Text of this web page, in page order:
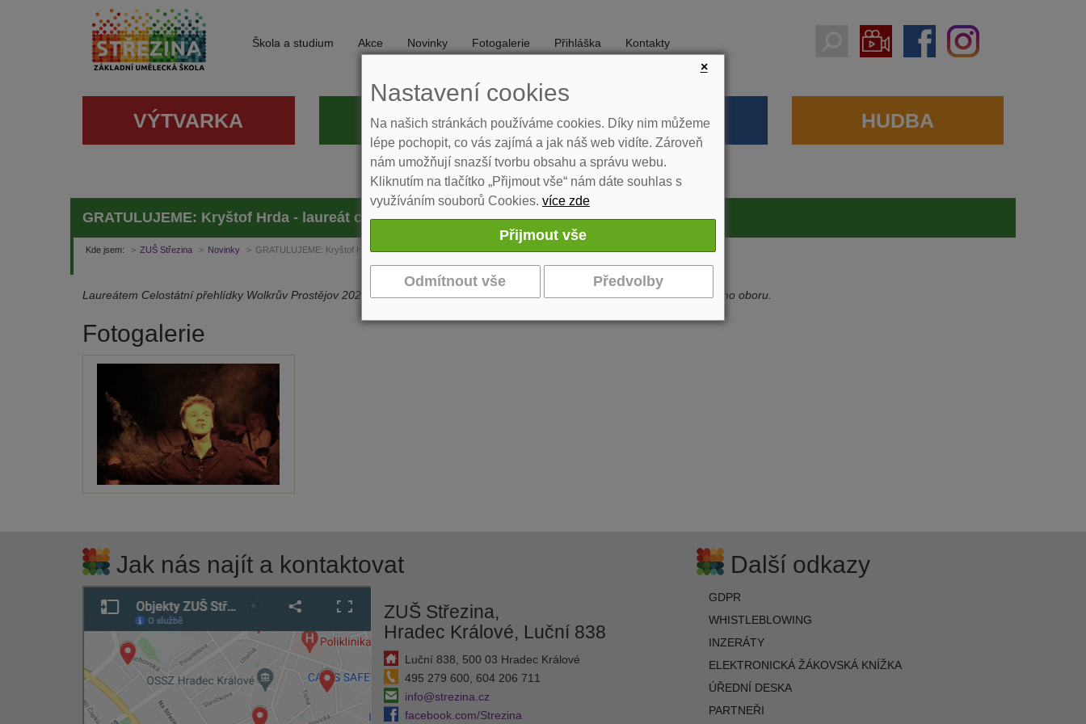
Škola a studium Akce Novinky Fotogalerie Přihláška Kontakty
VÝTVARKA DIVADLO TANEC HUDBA
GRATULUJEME: Kryštof Hrda - laureát celostátní přehlídky
Kde jsem: ZUŠ Střezina Novinky GRATULUJEME: Kryštof Hrda - laureát celostátní přehlídky
Laureátem Celostátní přehlídky Wolkrův Prostějov 2024 v kategorii "umělecký přednes" je Kryštof Hrda z literárně-dramatického oboru.
Fotogalerie
Jak nás najít a kontaktovat
ZUŠ Střezina,
Hradec Králové, Luční 838
Luční 838, 500 03 Hradec Králové
495 279 600, 604 206 711
info@strezina.cz
facebook.com/Strezina
Další odkazy
GDPR
WHISTLEBLOWING
INZERÁTY
ELEKTRONICKÁ ŽÁKOVSKÁ KNÍŽKA
ÚŘEDNÍ DESKA
PARTNEŘI
×
Nastavení cookies
Na našich stránkách používáme cookies. Díky nim můžeme
lépe pochopit, co vás zajímá a jak náš web vidíte. Zároveň
nám umožňují snazší tvorbu obsahu a správu webu.
Kliknutím na tlačítko „Přijmout vše“ nám dáte souhlas s
využíváním souborů Cookies. více zde